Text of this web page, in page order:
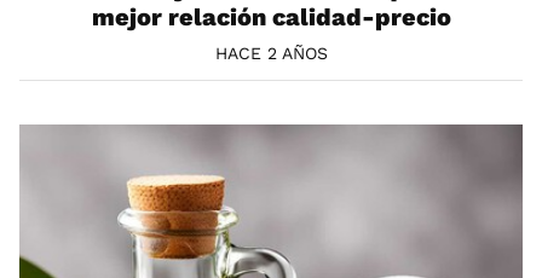
mejor relación calidad-precio
HACE 2 AÑOS